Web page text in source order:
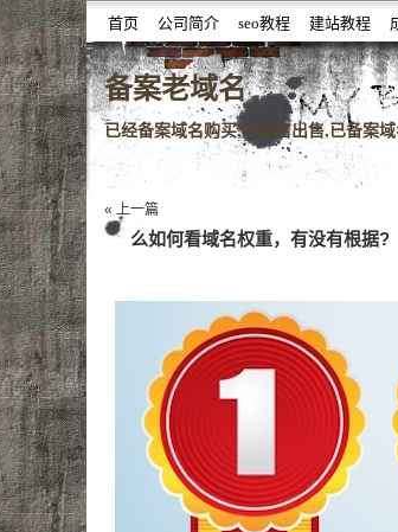
首页 公司简介 seo教程 建站教程
噆噇已备案域名百度权重域名老域名购买,
备案老域名
已经备案域名购买,老域名出售,已备案
« 上一篇
么如何看域名权重，有没有根据?